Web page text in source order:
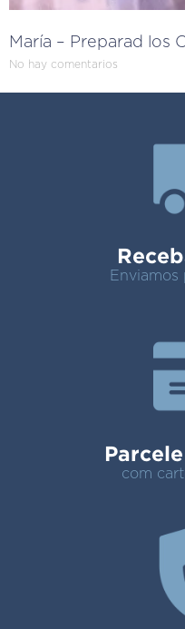
María – Preparad los
No hay comentarios
Enviamos
com